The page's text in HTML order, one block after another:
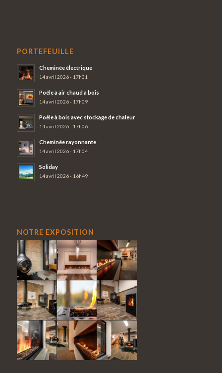
PORTEFEUILLE
Cheminée électrique
14 avril 2026 - 17h31
Poêle à air chaud à bois
14 avril 2026 - 17h09
Poêle à bois avec stockage de chaleur
14 avril 2026 - 17h06
Cheminée rayonnante
14 avril 2026 - 17h04
Soliday
14 avril 2026 - 16h49
NOTRE EXPOSITION